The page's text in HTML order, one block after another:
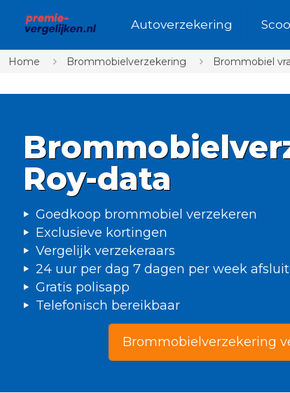
Autoverzekering
Home Brommobielverzekering Brommobiel
Roy-data
Goedkoop brommobiel verzekeren
Exclusieve kortingen
Vergelijk verzekeraars
24 uur per dag 7 dagen per week
Gratis polisapp
Telefonisch bereikbaar
Brommobielverzekering